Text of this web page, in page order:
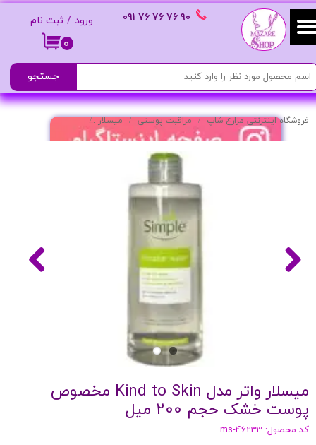
۰
ورود / ثبت نام
حساب کاربری من
تغییر گذر واژه
سفارشات
خروج از حساب کاربری
٩٠ ٧۶ ٧۶ ٧۶ ٠٩١
جستجو
فروشگاه اینترنتی مزارع شاپ مراقبت پوستی میسلار میسلار واتر مدل Kind to Skin مخصوص پوست خشک حجم 200 میل
میسلار واتر مدل Kind to Skin مخصوص
پوست خشک حجم 200 میل
کد محصول: ms-46233